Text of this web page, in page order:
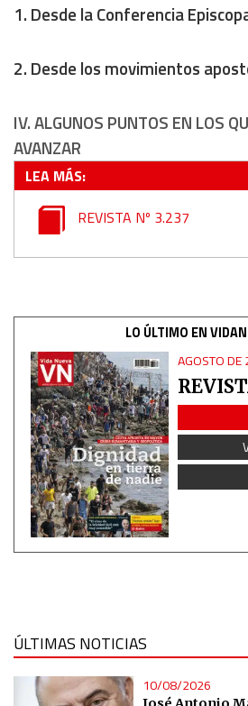
1. Desde la Conferencia
2. Desde los movimientos
IV. ALGUNOS PUNTOS EN LOS
AVANZAR
LEA MÁS:
REVISTA Nº 3.237
LO ÚLTIMO EN
AGOSTO DE
ÚLTIMAS NOTICIAS
10/08/2026